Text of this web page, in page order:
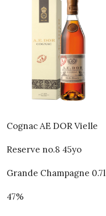
Cognac AE DOR Vielle
Reserve no.8 45yo
Grande Champagne 0.7l
47%